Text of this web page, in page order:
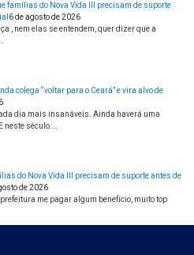
famílias do Nova Vida III precisam de suporte
6 de agosto de 2026
, nem elas se entendem, quer dizer que a
colega “voltar para o Ceará” e vira alvo de
dia mais insanáveis. Ainda haverá uma
neste século.…
do Nova Vida III precisam de suporte antes de
de 2026
me pagar algum benefício, muito top